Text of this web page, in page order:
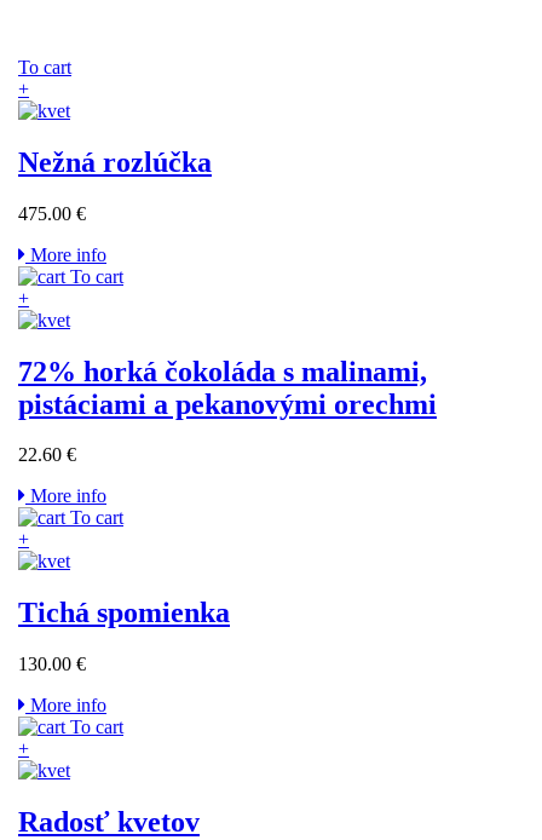
To cart
+
Nežná rozlúčka
475.00 €
More info
To cart
+
72% horká čokoláda s malinami,
pistáciami a pekanovými orechmi
22.60 €
More info
To cart
+
Tichá spomienka
130.00 €
More info
To cart
+
Radosť kvetov